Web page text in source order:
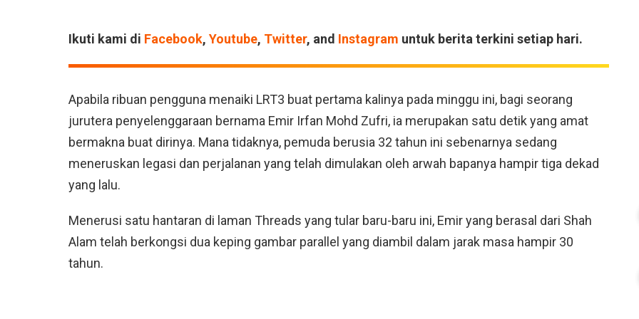
Ikuti kami di Facebook, Youtube, Twitter, and Instagram untuk berita terkini setiap hari.
Apabila ribuan pengguna menaiki LRT3 buat pertama kalinya pada minggu ini, bagi seorang
jurutera penyelenggaraan bernama Emir Irfan Mohd Zufri, ia merupakan satu detik yang amat
bermakna buat dirinya. Mana tidaknya, pemuda berusia 32 tahun ini sebenarnya sedang
meneruskan legasi dan perjalanan yang telah dimulakan oleh arwah bapanya hampir tiga dekad
yang lalu.
Menerusi satu hantaran di laman Threads yang tular baru-baru ini, Emir yang berasal dari Shah
Alam telah berkongsi dua keping gambar parallel yang diambil dalam jarak masa hampir 30
tahun.